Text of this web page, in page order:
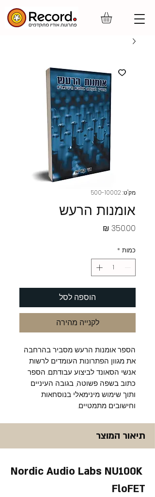
מק"ט: 500-10002
אומנות הרעש
כמות *
הוספה לסל
לקנייה מהירה
הספר אומנות הרעש מסביר בהרחבה
את מגוון הפתרונות העומדים לרשות
אנשי הסאונד לביצוע עבודתם. הספר
כתוב בשפה פשוטה, בגובה העיניים
ותוך שימוש מינימאלי בנוסחאות
וחישובים מתמטיים.
תיאור המוצר
Nordic Audio Labs NU100K
FloFET